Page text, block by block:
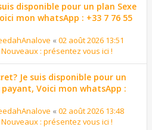
disponible pour un plan Sexe
mon whatsApp : +33 7 76 55
« 02 août 2026 13:51
: présentez vous ici !
Je suis disponible pour un
Voici mon whatsApp :
« 02 août 2026 13:48
: présentez vous ici !